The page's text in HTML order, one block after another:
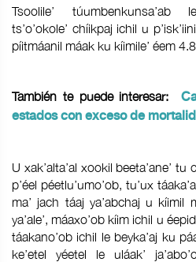
Tsoolile’ túumbenkunsa’ab
ts’o’okole’ chíikpaj ichil u
píitmáanil máak ku kíimile’ éem
También te puede interesar:
estados con exceso de
U xak’alta’al xookil beeta’ane’
p’éel péetlu’umo’ob, tu’ux
ma’ jach táaj ya’abchaj u kíimil
ya’ale’, máaxo’ob kíim ichil u
táakano’ob ichil le beyka’aj ku
ke’etel yéetel le uláak’